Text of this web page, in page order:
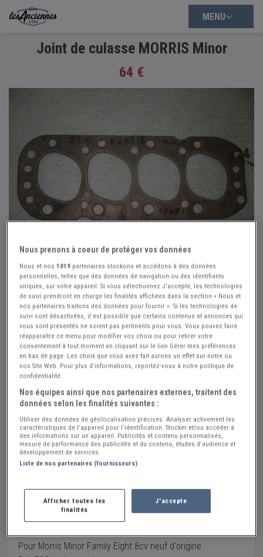
MENU
Joint de culasse MORRIS Minor
64 €
Réf : A418779 Actualisée le : 23/07/2026
Joint de culasse MORRIS Minor
Créer une alerte Pièces MORRIS Minor
64 €
Vendeur Particulier
Haute Garonne (31) - FRONTON (31620)
Voir sur la carte
Voir le téléphone
Description
Pour Morris Minor Family Eight 8cv neuf d'origine
Nous prenons à coeur de protéger vos données
Nous et nos1019 partenaires stockons et accédons à des données
personnelles, telles que des données de navigation ou des identifiants
uniques, sur votre appareil. Si vous sélectionnez J'accepte, les technologies
de suivi prendront en charge les finalités affichées dans la section « Nous et
nos partenaires traitons des données pour fournir ». Si les technologies de
suivi sont désactivées, il est possible que certains contenus et annonces qui
vous sont présentés ne soient pas pertinents pour vous. Vous pouvez faire
réapparaître ce menu pour modifier vos choix ou pour retirer votre
consentement à tout moment en cliquant sur le lien Gérer mes préférences
en bas de page. Les choix que vous avez fait aurons un effet sur notre ou
nos Site Web. Pour plus d’informations, reportez-vous à notre politique de
confidentialité.
Nos équipes ainsi que nos partenaires externes, traitent des
données selon les finalités suivantes :
Utiliser des données de géolocalisation précises. Analyser activement les
caractéristiques de l’appareil pour l’identification. Stocker et/ou accéder à
des informations sur un appareil. Publicités et contenu personnalisés,
mesure de performance des publicités et du contenu, études d’audience et
développement de services.
Liste de nos partenaires (fournisseurs)
Afficher toutes les
finalités
J'accepte